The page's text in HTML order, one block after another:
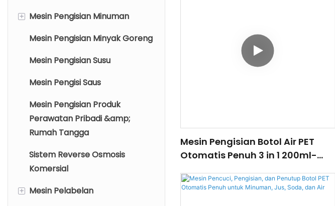
+ Mesin Pengisian Minuman
Mesin Pengisian Air
Mesin Pengisian Jus
Mesin Pengisian Minuman
Mesin Pengisian Air 5 Galon
Mesin Pengisian Bir
Mesin Pengisian Anggur
Mesin Pengisian Kaleng
Mesin Pengisian Minyak Goreng
Mesin Pengisian Susu
Mesin Pengisi Saus
Mesin Pengisian Produk
Perawatan Pribadi &amp;
Rumah Tangga
Sistem Reverse Osmosis
Komersial
+ Mesin Pelabelan
Mesin Pengisian Botol Air PET
Otomatis Penuh 3 in 1 200ml-
sampai Z Mesin Lini Produksi Air